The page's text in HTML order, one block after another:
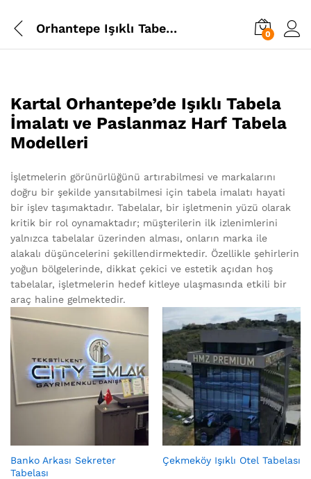
Orhantepe Işıklı Tabela İmalatı 0
Kartal Orhantepe’de Işıklı Tabela
İmalatı ve Paslanmaz Harf Tabela
Modelleri
İşletmelerin görünürlüğünü artırabilmesi ve markalarını
doğru bir şekilde yansıtabilmesi için tabela imalatı hayati
bir işlev taşımaktadır. Tabelalar, bir işletmenin yüzü olarak
kritik bir rol oynamaktadır; müşterilerin ilk izlenimlerini
yalnızca tabelalar üzerinden alması, onların marka ile
alakalı düşüncelerini şekillendirmektedir. Özellikle şehirlerin
yoğun bölgelerinde, dikkat çekici ve estetik açıdan hoş
tabelalar, işletmelerin hedef kitleye ulaşmasında etkili bir
araç haline gelmektedir.
Banko Arkası Sekreter
Tabelası
Çekmeköy Işıklı Otel Tabelası